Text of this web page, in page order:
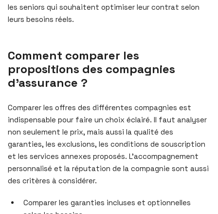
les seniors qui souhaitent optimiser leur contrat selon
leurs besoins réels.
Comment comparer les
propositions des compagnies
d’assurance ?
Comparer les offres des différentes compagnies est
indispensable pour faire un choix éclairé. Il faut analyser
non seulement le prix, mais aussi la qualité des
garanties, les exclusions, les conditions de souscription
et les services annexes proposés. L’accompagnement
personnalisé et la réputation de la compagnie sont aussi
des critères à considérer.
Comparer les garanties incluses et optionnelles